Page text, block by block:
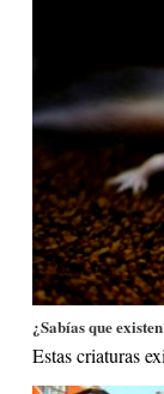
¿Sabías que
Estas criaturas